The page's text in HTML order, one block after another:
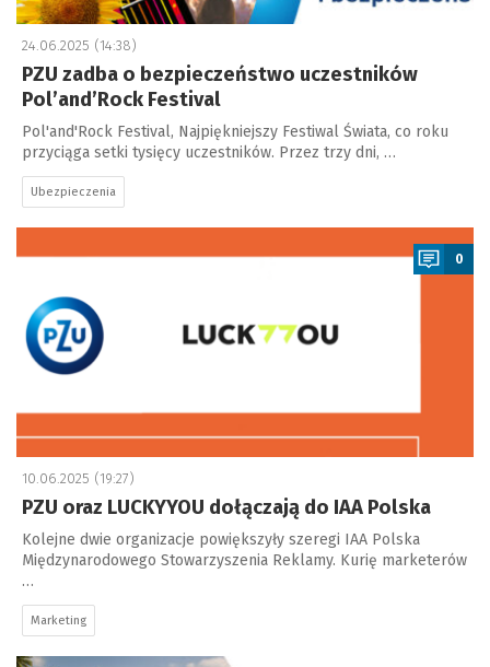
24.06.2025 (14:38)
PZU zadba o bezpieczeństwo uczestników
Pol’and’Rock Festival
Pol'and'Rock Festival, Najpiękniejszy Festiwal Świata, co roku
przyciąga setki tysięcy uczestników. Przez trzy dni, …
Ubezpieczenia
a
0
10.06.2025 (19:27)
PZU oraz LUCKYYOU dołączają do IAA Polska
Kolejne dwie organizacje powiększyły szeregi IAA Polska
Międzynarodowego Stowarzyszenia Reklamy. Kurię marketerów
…
Marketing
a